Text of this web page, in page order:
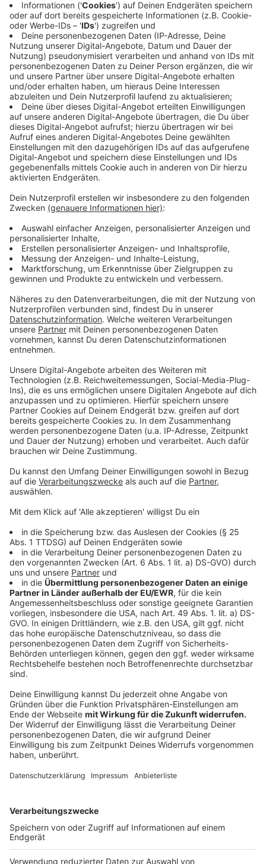
©DWD
Anzeige
Für viele Schüler ist der Schulweg vielleicht schwierig.
In Nordrhein-Westfalen gilt die Regelung, dass Eltern
entscheiden, ob ihre Kinder in die Schule gehen.
Volljährige Schüler entscheiden selbst. Ob die Schule
wegen extremer Witterungsverhältnisse geschlossen
wird, entscheidet die Schulleitung in Absprache mit
dem Schulträger. Der Schulträger ist für die Sicherheit
der Schulgebäude und Schulanlagen verantwortlich
und für die Schülerbeförderung zuständig. Lehrkräfte
keine Befreiung. Kinder, die nicht zu Hause bleiben,
werden in der Schule betreut.
Anzeige
Checkt hier die Wetter-Warnung für Euren Ort
Anzeige
Das Wetter bei Euch...
Anzeige
Informationen aus der RADIO RST-Region
Gymnasium, Emsland-Gymnasium & Euregio
Gesamtschule
Münster: die Stadt Münster empfiehlt allen
Eltern, die Kinder nicht in die Schule zu schicken
Münster: am Sonntag startet der Karnevlsumzug
in Sprakel eine Stunde früher um 12:11 Uhr
Greven: in den allgemeinbildenden Schulen fällt
der Unterricht am Montag aus
Ibbenbüren: an der Gesamtschule findet kein
Unterricht statt
Ochtrup: Die Stadt Ochtrup bestätigt, dass an
Schulbusse fahren nicht. Kinder, die trotzdem zur
Schule kommen, werden betreut.
Neuenkirchen: Die Gemeinde bestätigt, dass an
allen Schulen der Gemeinde der Unterricht
ausfällt. Schulbusse fahren nicht. Kinder, die
trotzdem zur Schule kommen, werden betreut.
Bitte beachtet, dass das AJG eine andere
Anzeige